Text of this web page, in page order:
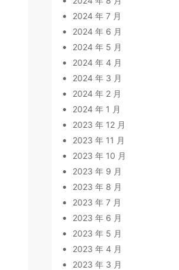
2024 年 7 月
2024 年 6 月
2024 年 5 月
2024 年 4 月
2024 年 3 月
2024 年 2 月
2024 年 1 月
2023 年 12 月
2023 年 11 月
2023 年 10 月
2023 年 9 月
2023 年 8 月
2023 年 7 月
2023 年 6 月
2023 年 5 月
2023 年 4 月
2023 年 3 月